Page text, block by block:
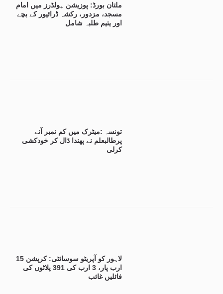
ملتان بورڈ: پوزیشن ہولڈرز میں امام
مسجد، مزدور، رکشہ ڈرائیور کے بچے
اور یتیم طلبہ شامل
تونسہ :میٹرک میں کم نمبر آنے
پرطالبعلم نے پھندا ڈال کر خودکشی
کرلی
لاہور کو آپریٹو سوسائٹی: کرپشن 15
ارب پار، 3 ارب کی 391 پلاٹوں کی
فائلیں غائب